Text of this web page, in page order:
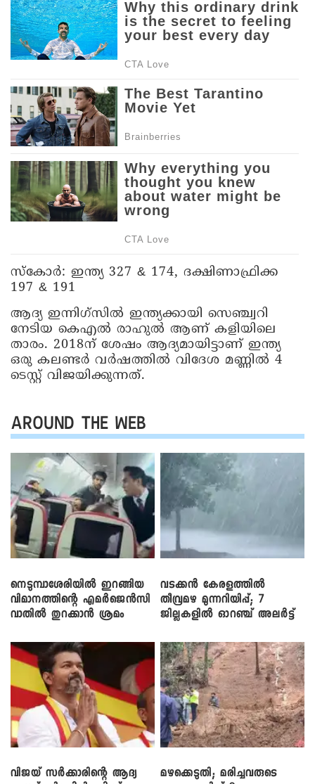
സ്കോർ: ഇന്ത്യ 327 & 174, ദക്ഷിണാഫ്രിക്ക
197 & 191
ആദ്യ ഇന്നിഗ്‌സിൽ ഇന്ത്യക്കായി സെഞ്ച്വറി
നേടിയ കെഎൽ രാഹുൽ ആണ് കളിയിലെ
താരം. 2018ന് ശേഷം ആദ്യമായിട്ടാണ് ഇന്ത്യ
ഒരു കലണ്ടർ വർഷത്തിൽ വിദേശ മണ്ണിൽ 4
ടെസ്റ്റ് വിജയിക്കുന്നത്.
AROUND THE WEB
നെടുമ്പാശേരിയിൽ ഇറങ്ങിയ
വിമാനത്തിന്റെ എമർജെൻസി
വാതിൽ തുറക്കാൻ ശ്രമം
വടക്കൻ കേരളത്തിൽ
തീവ്രമഴ മുന്നറിയിപ്പ്; 7
ജില്ലകളിൽ ഓറഞ്ച് അലർട്ട്
വിജയ് സർക്കാരിന്റെ ആദ്യ
മഴക്കെടുതി; മരിച്ചവരുടെ